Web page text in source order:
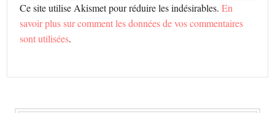
Ce site utilise Akismet pour réduire les indésirables.En
savoir plus sur comment les données de vos commentaires
sont utilisées.